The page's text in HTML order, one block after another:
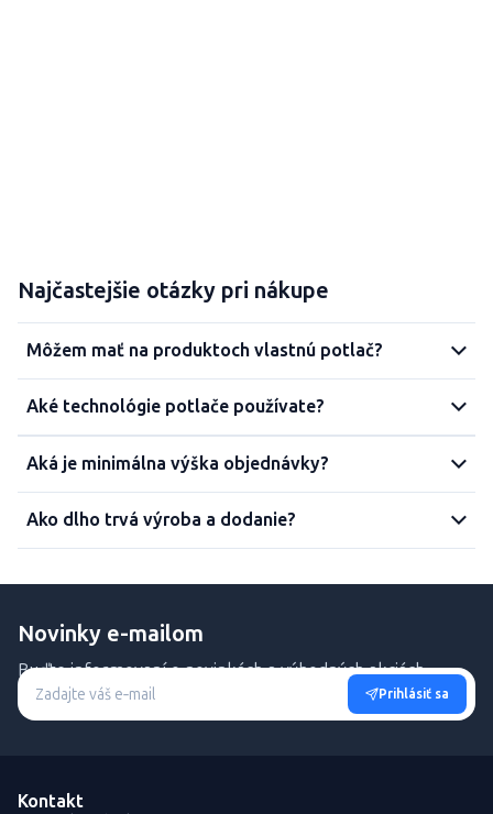
Najčastejšie otázky pri nákupe
Môžem mať na produktoch vlastnú potlač?
Aké technológie potlače používate?
Aká je minimálna výška objednávky?
Ako dlho trvá výroba a dodanie?
Novinky e-mailom
Buďte informovaní o novinkách a výhodných akciách.
Prihlásiť sa
Kontakt